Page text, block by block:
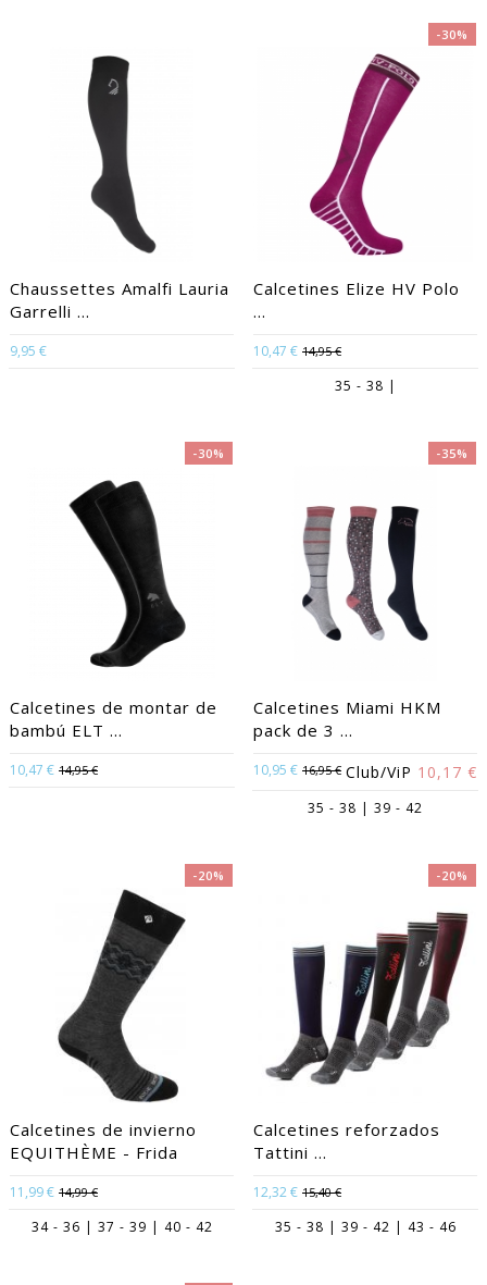
Chaussettes Amalfi Lauria
Garrelli ...
9,95 €
-30%
Calcetines Elize HV Polo
...
10,47 € 14,95 €
35 - 38 |
-30%
Calcetines de montar de
bambú ELT ...
10,47 € 14,95 €
-35%
Calcetines Miami HKM
pack de 3 ...
10,95 € 16,95 € Club/ViP 10,17 €
35 - 38 | 39 - 42
-20%
Calcetines de invierno
EQUITHÈME - Frida
11,99 € 14,99 €
34 - 36 | 37 - 39 | 40 - 42
-20%
Calcetines reforzados
Tattini ...
12,32 € 15,40 €
35 - 38 | 39 - 42 | 43 - 46